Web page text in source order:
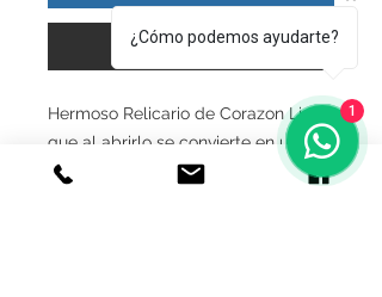
Buy Now
Hermoso Relicario de Corazon Liso
que al abrirlo se convierte en un
bonito trebol de 4 fotografias.
¿Cómo podemos ayudarte?
1